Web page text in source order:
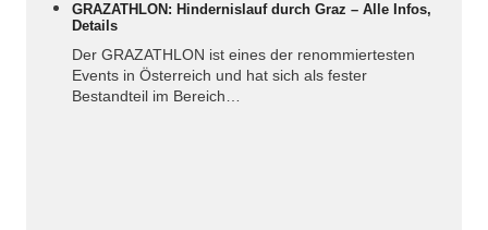
GRAZATHLON: Hindernislauf durch Graz – Alle Infos,
Details
Der GRAZATHLON ist eines der renommiertesten
Events in Österreich und hat sich als fester
Bestandteil im Bereich…